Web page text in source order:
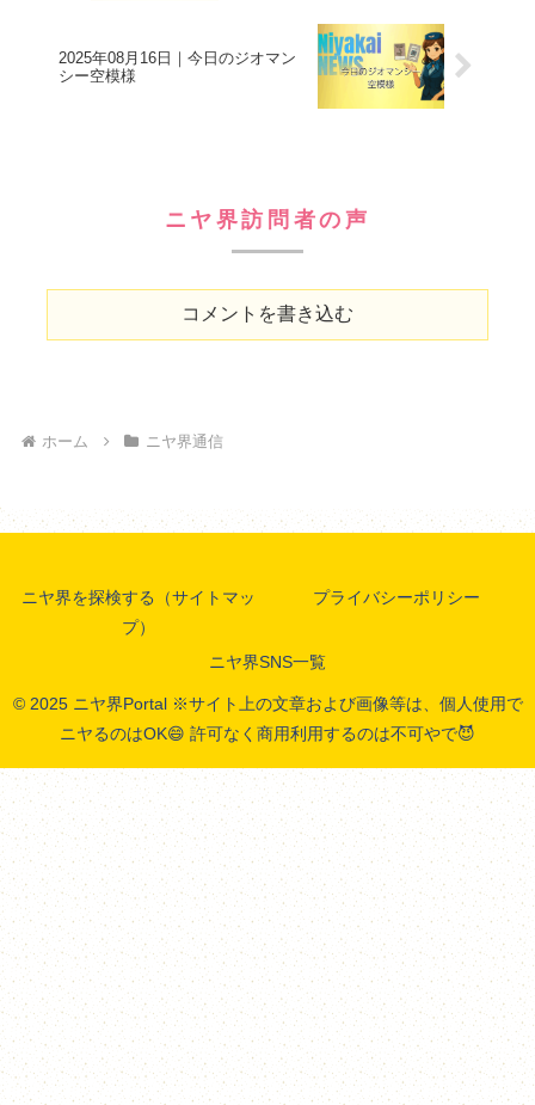
2025年08月16日｜今日のジオマン
シー空模様
ニヤ界訪問者の声
コメントを書き込む
ホーム ニヤ界通信
ニヤ界を探検する（サイトマッ
プ）
プライバシーポリシー
ニヤ界SNS一覧
© 2025 ニヤ界Portal ※サイト上の文章および画像等は、個人使用で
ニヤるのはOK😄 許可なく商用利用するのは不可やで😈